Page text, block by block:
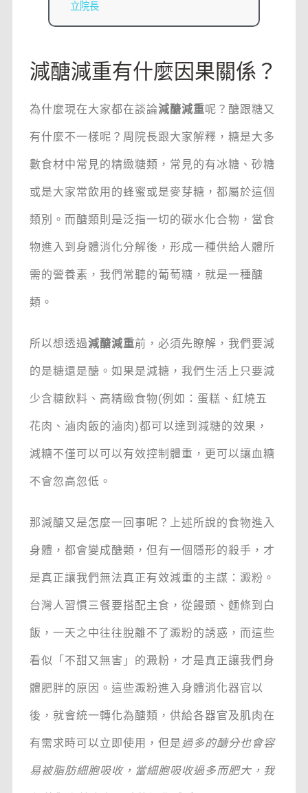
立院長
減醣減重有什麼因果關係？
為什麼現在大家都在談論減醣減重呢？醣跟糖又
有什麼不一樣呢？周院長跟大家解釋，糖是大多
數食材中常見的精緻糖類，常見的有冰糖、砂糖
或是大家常飲用的蜂蜜或是麥芽糖，都屬於這個
類別。而醣類則是泛指一切的碳水化合物，當食
物進入到身體消化分解後，形成一種供給人體所
需的營養素，我們常聽的葡萄糖，就是一種醣
類。
所以想透過減醣減重前，必須先瞭解，我們要減
的是糖還是醣。如果是減糖，我們生活上只要減
少含糖飲料、高精緻食物(例如：蛋糕、紅燒五
花肉、滷肉飯的滷肉)都可以達到減糖的效果，
減糖不僅可以可以有效控制體重，更可以讓血糖
不會忽高忽低。
那減醣又是怎麼一回事呢？上述所說的食物進入
身體，都會變成醣類，但有一個隱形的殺手，才
是真正讓我們無法真正有效減重的主謀：澱粉。
台灣人習慣三餐要搭配主食，從饅頭、麵條到白
飯，一天之中往往脫離不了澱粉的誘惑，而這些
看似「不甜又無害」的澱粉，才是真正讓我們身
體肥胖的原因。這些澱粉進入身體消化器官以
後，就會統一轉化為醣類，供給各器官及肌肉在
有需求時可以立即使用，但是過多的醣分也會容
易被脂肪細胞吸收，當細胞吸收過多而肥大，我